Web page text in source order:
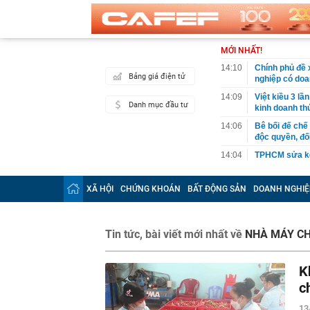
Bảng giá điện tử
Danh mục đầu tư
MỚI NHẤT!
14:10
Chính phủ đề
nghiệp có
14:09
Việt kiều 3
kinh doanh
14:06
Bê bối đế
độc quyền,
14:04
TPHCM sửa
14:01
Một người có
mình
14:00
Công an có
13:40
Trung Quốc
Kinh
13:40
Ra ngân
đàn ông bị
13:36
Hai “siêu
XÃ HỘI CHỨNG KHOÁN BẤT ĐỘNG SẢN DOANH
Tin tức, bài viết mới nhất về NHÀ MÁY